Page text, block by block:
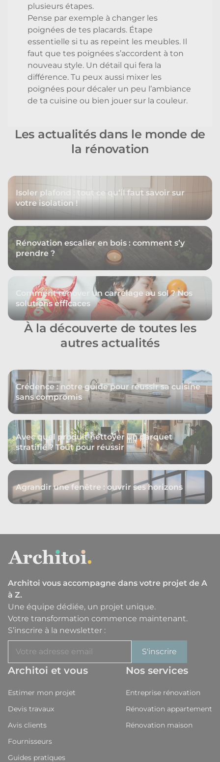
plusieurs étapes.
Pense par exemple à changer les
poignées de tes placards. Étape
essentielle si tu as repeint les meubles. Il
faut que tes poignées s’accordent à ton
nouveau style. Un détail qui fera la
différence. Tu peux aussi mixer les
poignées pour décaler un peu l’ambiance
de ta cuisine ou bien jouer sur la couleur.
Les actualités dans le monde de
la rénovation
Isoler plafond : tout ce qu’il faut savoir sur
votre isolation !
Rénovation escalier en bois : comment s’y
prendre ?
Comment rénover un carrelage au sol ? Nos
solutions efficaces
À la découverte de toutes les
autres actualités
Crédence : notre guide pour réussir sa cuisine
sans compromis
Avec quel produit nettoyer un parquet
stratifié ? Tout pour réussir
Agrandir une fenêtre : ouvrir ses horizons
Architoi vous accompagne dans votre projet de A
à Z.
Une équipe dédiée, un projet unique.
Votre transformation commence maintenant.
S’inscrire à la newsletter :
Architoi et vous
Estimer mon projet
Devis travaux
Avis clients
Fournisseurs
Guides pratiques
Nos services
Entreprise rénovation
Rénovation appartement
Rénovation maison